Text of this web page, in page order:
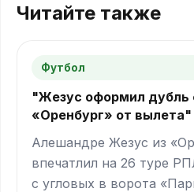
Читайте также
Футбол
"Жезус оформил дубль
«Оренбург» от вылета"
Алешандре Жезус из
впечатлил на 26 туре
с угловых в ворота